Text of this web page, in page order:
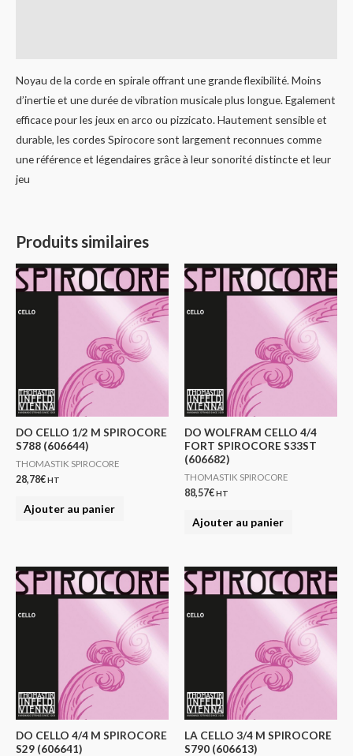
Noyau de la corde en spirale offrant une grande flexibilité. Moins
d’inertie et une durée de vibration musicale plus longue. Egalement
efficace pour les jeux en arco ou pizzicato. Hautement sensible et
durable, les cordes Spirocore sont largement reconnues comme
une référence et légendaires grâce à leur sonorité distincte et leur
jeu
Produits similaires
DO CELLO 1/2 M SPIROCORE
S788 (606644)
THOMASTIK SPIROCORE
28,78€HT
Ajouter au panier
DO WOLFRAM CELLO 4/4
FORT SPIROCORE S33ST
(606682)
THOMASTIK SPIROCORE
88,57€HT
Ajouter au panier
DO CELLO 4/4 M SPIROCORE
S29 (606641)
LA CELLO 3/4 M SPIROCORE
S790 (606613)